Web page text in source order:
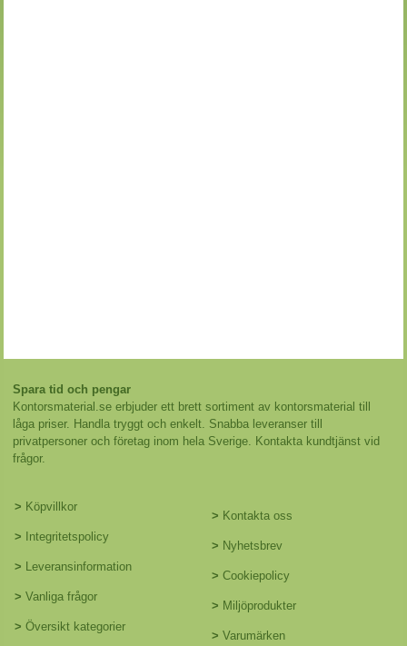
Spara tid och pengar
Kontorsmaterial.se erbjuder ett brett sortiment av kontorsmaterial till
låga priser. Handla tryggt och enkelt. Snabba leveranser till
privatpersoner och företag inom hela Sverige. Kontakta kundtjänst vid
frågor.
> Köpvillkor
> Integritetspolicy
> Leveransinformation
> Vanliga frågor
> Översikt kategorier
> Kontakta oss
> Nyhetsbrev
> Cookiepolicy
> Miljöprodukter
> Varumärken